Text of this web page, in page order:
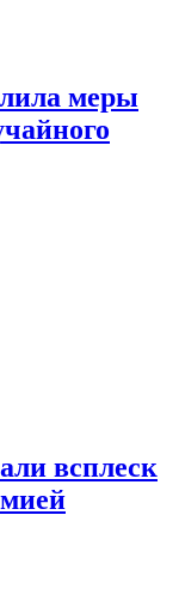
меры
всплеск